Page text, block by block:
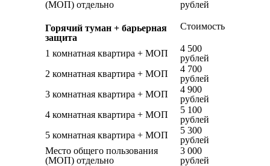
(МОП) отдельно
рублей
Горячий туман + барьерная
защита
Стоимость
1 комнатная квартира + МОП
4 500
рублей
2 комнатная квартира + МОП
4 700
рублей
3 комнатная квартира + МОП
4 900
рублей
4 комнатная квартира + МОП
5 100
рублей
5 комнатная квартира + МОП
5 300
рублей
Место общего пользования
(МОП) отдельно
3 000
рублей